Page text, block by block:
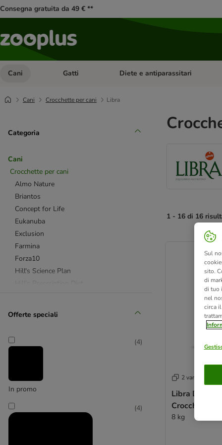
Consegna gratuita da 49 € **
Cani Apri Menu Categoria: Cani
Gatti Apri Menu Categoria: Gatti
Diete e antiparassitari
Cani Crocchette per cani Libra
Categoria
Cani
Crocchette per cani
Almo Nature
Briantos
Concept for Life
Eukanuba
Exclusion
Farmina
Forza10
Hill's Science Plan
Royal Canin Breed (razze)
Simpsons Premium
Natural Trainer
Offerte speciali
In promo
(4)
(4)
1 - 16 di 16
product items
2 varianti
Libra Dog
Crocchette
8 kg
Sul
sito.
di
di tuo
nel
circa